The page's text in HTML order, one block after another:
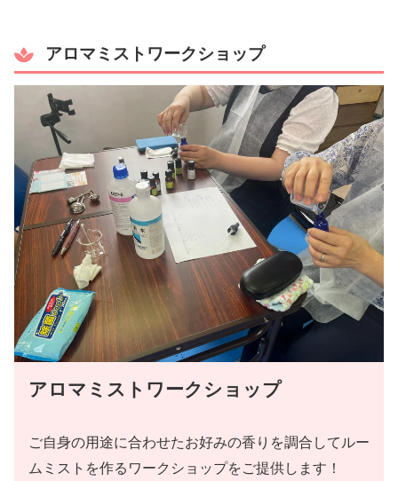
アロマミストワークショップ
アロマミストワークショップ
ご自身の用途に合わせたお好みの香りを調合してルー
ムミストを作るワークショップをご提供します！